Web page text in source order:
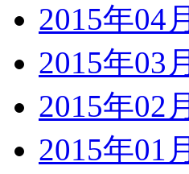
2015年04
2015年03
2015年02
2015年01